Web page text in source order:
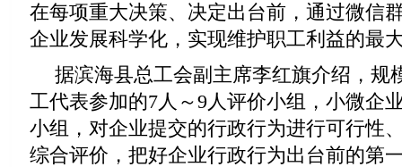
在每项重大决策、决定出台前，通过微信
企业发展科学化，实现维护职工利益的最
据滨海县总工会副主席李红旗介绍，规
工代表参加的7人～9人评价小组，小微企
小组，对企业提交的行政行为进行可行性
综合评价，把好企业行政行为出台前的第